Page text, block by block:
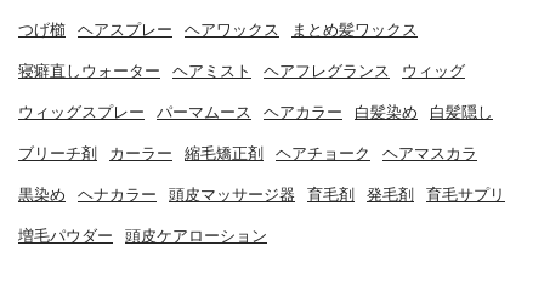
つげ櫛 ヘアスプレー ヘアワックス まとめ髪ワックス
寝癖直しウォーター ヘアミスト ヘアフレグランス ウィッグ
ウィッグスプレー パーマムース ヘアカラー 白髪染め 白髪隠し
ブリーチ剤 カーラー 縮毛矯正剤 ヘアチョーク ヘアマスカラ
黒染め ヘナカラー 頭皮マッサージ器 育毛剤 発毛剤 育毛サプリ
増毛パウダー 頭皮ケアローション